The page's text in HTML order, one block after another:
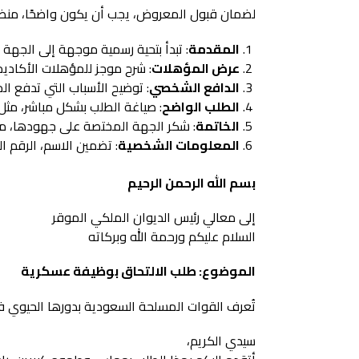
لضمان قبول المعروض، يجب أن يكون واضحًا،
المقدمة: تبدأ بتحية رسمية موجهة إلى
عرض المؤهلات: شرح موجز للمؤهلات
الدافع الشخصي: توضيح الأسباب التي تدفع
الطلب الواضح: صياغة الطلب بشكل مباشر،
الخاتمة: شكر الجهة المختصة على جهودها،
المعلومات الشخصية: تضمين الاسم، الرقم
بسم الله الرحمن الرحيم
إلى معالي رئيس الديوان الملكي الموقر
السلام عليكم ورحمة الله وبركاته
الموضوع: طلب الالتحاق بوظيفة عسكرية
تُعرف القوات المسلحة السعودية بدورها الحيوي
سيدي الكريم،